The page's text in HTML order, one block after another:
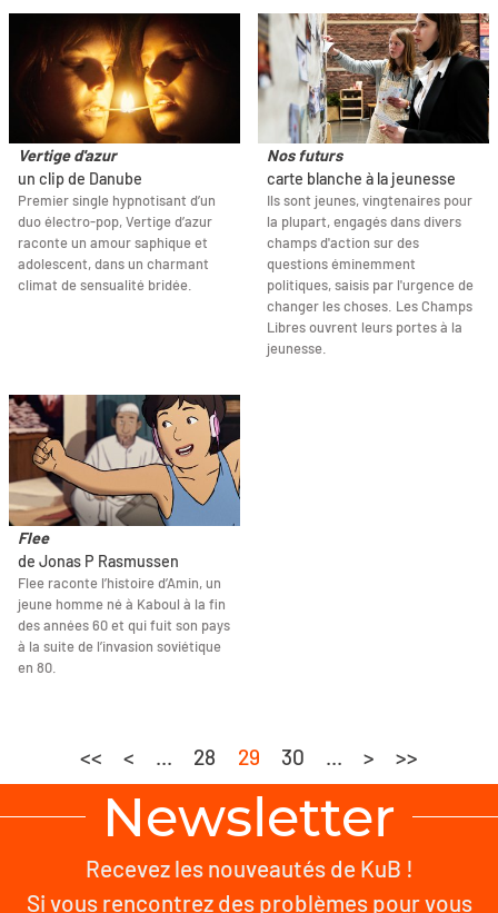
Vertige d'azur
un clip de Danube
Premier single hypnotisant d’un
duo électro-pop, Vertige d’azur
raconte un amour saphique et
adolescent, dans un charmant
climat de sensualité bridée.
Nos futurs
carte blanche à la jeunesse
Ils sont jeunes, vingtenaires pour
la plupart, engagés dans divers
champs d'action sur des
questions éminemment
politiques, saisis par l'urgence de
changer les choses. Les Champs
Libres ouvrent leurs portes à la
jeunesse.
Flee
de Jonas P Rasmussen
Flee raconte l’histoire d’Amin, un
jeune homme né à Kaboul à la fin
des années 60 et qui fuit son pays
à la suite de l’invasion soviétique
en 80.
<< < ... 28 29 30 ... > >>
Newsletter
Recevez les nouveautés de KuB !
Si vous rencontrez des problèmes pour vous